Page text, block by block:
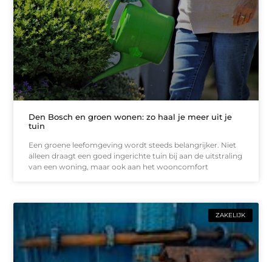
Den Bosch en groen wonen: zo haal je meer uit je
tuin
Een groene leefomgeving wordt steeds belangrijker. Niet
alleen draagt een goed ingerichte tuin bij aan de uitstraling
van een woning, maar ook aan het wooncomfort
ZAKELIJK